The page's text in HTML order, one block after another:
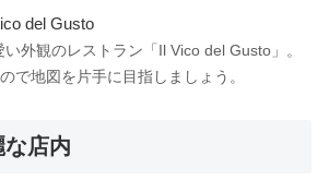
外観のレストラン「Il Vico del Gusto」。
で地図を片手に目指しましょう。
店内